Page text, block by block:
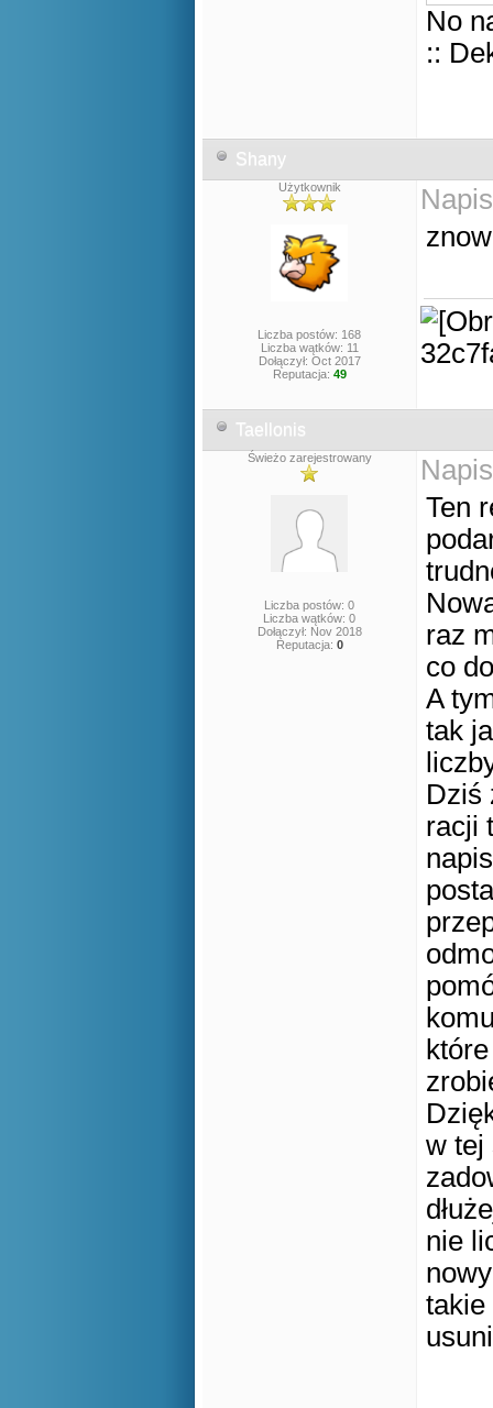
No
::
Shany
Użytkownik
Liczba postów: 168
Liczba wątków: 11
Dołączył: Oct 2017
Reputacja: 49
Taellonis
Świeżo zarejestrowany
Liczba postów: 0
Liczba wątków: 0
Dołączył: Nov 2018
Reputacja: 0
Ten
raz
co
A
tak
Dziś
racji
w tej
nie
takie